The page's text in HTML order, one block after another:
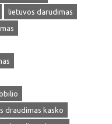
lietuvos darudimas
draudimas kasko